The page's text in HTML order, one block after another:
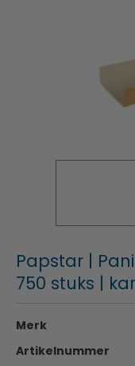
Papstar |
750 stuks |
Merk
Artikelnummer